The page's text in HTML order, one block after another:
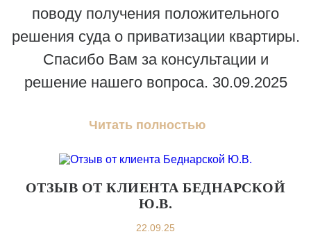
поводу получения положительного
решения суда о приватизации квартиры.
Спасибо Вам за консультации и
решение нашего вопроса. 30.09.2025
Читать полностью
ОТЗЫВ ОТ КЛИЕНТА БЕДНАРСКОЙ
Ю.В.
22.09.25